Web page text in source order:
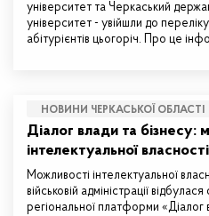
університет та Черкаський
університет - увійшли до
абітурієнтів цьогоріч. Про це
НОВИНИ ЧЕРКАСЬКОЇ ОБЛАСТІ
Діалог влади та бізнесу:
інтелектуальної власності
Можливості інтелектуальної
військовій адміністрації
регіональної платформи «Діалог